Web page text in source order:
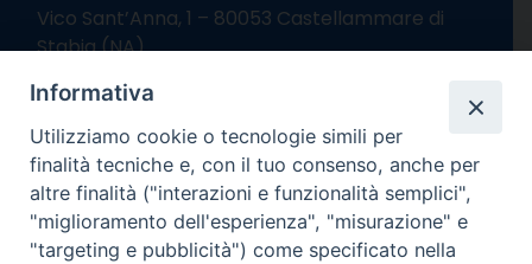
Vico Sant’Anna, 1 – 80053 Castellammare di
Stabia (NA)
Giorni ed Orari Apertura Uffici:
Lunedì e Mercoledì ore 09:00 – 13:00
Uffici Matrimoni:
Lunedì e Mercoledì ore 09:30 – 12:30
seguici su
Informativa
Utilizziamo cookie o tecnologie simili per
finalità tecniche e, con il tuo consenso, anche per
altre finalità ("interazioni e funzionalità semplici",
"miglioramento dell'esperienza", "misurazione" e
"targeting e pubblicità") come specificato nella